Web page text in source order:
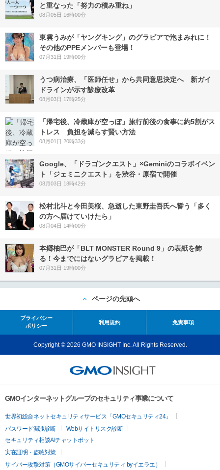
と重なった「努力の積み重ね」
08月05日 16時00分
東雲うみが「ヤングキング」のグラビアで泡まみれに！
その他のPPEメンバーも登場！
07月31日 19時00分
うつ病治療、「医師任せ」から共同意思決定へ 新ガイ
ドラインが示す診療改革
08月03日 17時25分
「帰宅後、冷蔵庫が空っぽ」旅行前後の食事に約5割がス
トレス 負担を減らす賢い方法
08月01日 20時33分
Google、「ドラゴンクエスト」×Geminiのコラボイベン
ト「ジェミニクエスト」を渋谷・原宿で開催
08月03日 18時42分
松村北斗と今田美桜、急逝した東野圭吾氏へ誓う「多く
の方へ届けていけたら」
08月04日 14時00分
本郷柚巴が「BLT MONSTER Round 9」の表紙を飾
る！今までにはないグラビアを掲載！
07月31日 19時00分
ページの先頭へ
プライバシー
ポリシー
利用規約 免責事項
Copyright © 2026 GMO INSIGHT Inc. All Rights Reserved.
GMOインターネットグループのセキュリティ事業について
世界初総合ネットセキュリティサービス「GMOセキュリティ24」
パスワード漏洩診断
Webサイトリスク診断
セキュリティ相談AIチャットボット
実在証明・盗聴対策
サイバー攻撃対策（GMOサイバーセキュリティ byイエラエ）